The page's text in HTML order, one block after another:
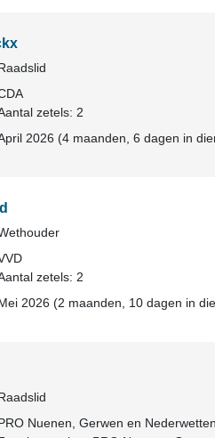
zetels: 2
2026 (4 maanden, 6 dagen in
zetels: 2
2026 (2 maanden, 10 dagen in
Nuenen, Gerwen en Nederwetten